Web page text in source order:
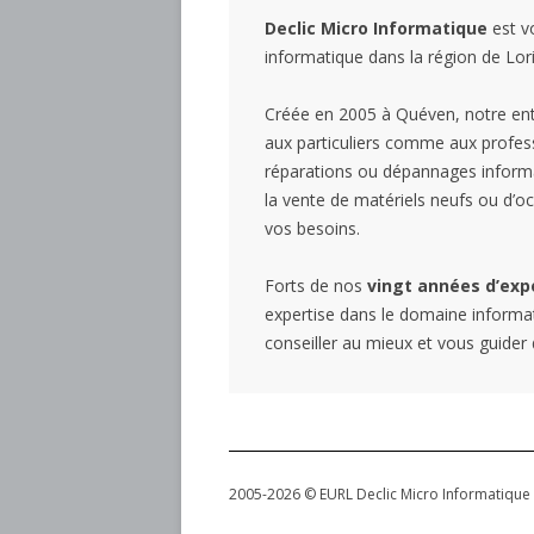
Declic Micro Informatique est
informatique dans la région de
Créée en 2005 à Quéven, notre
aux particuliers comme aux
réparations ou dépannages
la vente de matériels neufs ou
vos besoins.
Forts de nos vingt années
expertise dans le domaine
conseiller au mieux et vous guider
2005-2026 © EURL Declic Micro Informatique